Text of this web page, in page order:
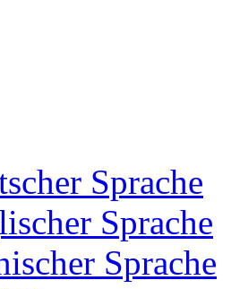
Sprache
Sprache
Sprache